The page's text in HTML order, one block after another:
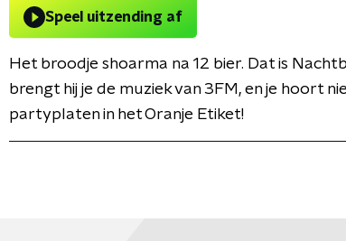
Speel uitzending af
Het broodje shoarma na 12 bier. Dat is
brengt hij je de muziek van 3FM, en je hoort
partyplaten in het Oranje Etiket!